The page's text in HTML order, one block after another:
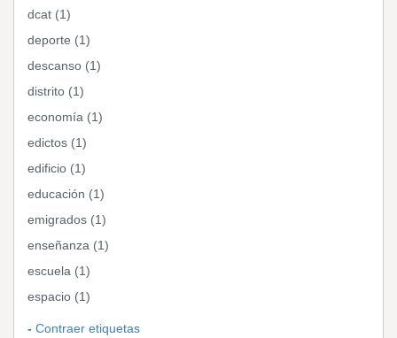
dcat (1)
deporte (1)
descanso (1)
distrito (1)
economía (1)
edictos (1)
edificio (1)
educación (1)
emigrados (1)
enseñanza (1)
escuela (1)
espacio (1)
Contraer etiquetas